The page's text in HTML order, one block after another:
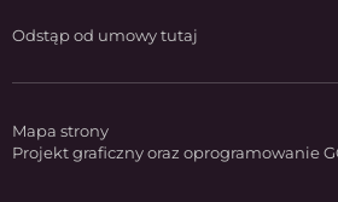
Odstąp od umowy tutaj
Mapa strony
Projekt graficzny oraz oprogramowanie